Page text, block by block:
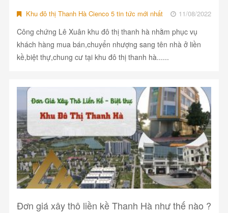
Khu đô thị Thanh Hà Cienco 5 tin tức mới nhất 11/08/2022
Công chứng Lê Xuân khu đô thị thanh hà nhằm phục vụ
khách hàng mua bán,chuyển nhượng sang tên nhà ở liền
kề,biệt thự,chung cư tại khu đô thị thanh hà......
Đơn giá xây thô liền kề Thanh Hà như thế nào ?